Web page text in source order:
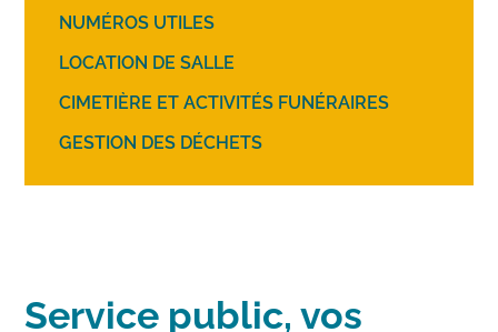
NUMÉROS UTILES
LOCATION DE SALLE
CIMETIÈRE ET ACTIVITÉS FUNÉRAIRES
GESTION DES DÉCHETS
Service public, vos